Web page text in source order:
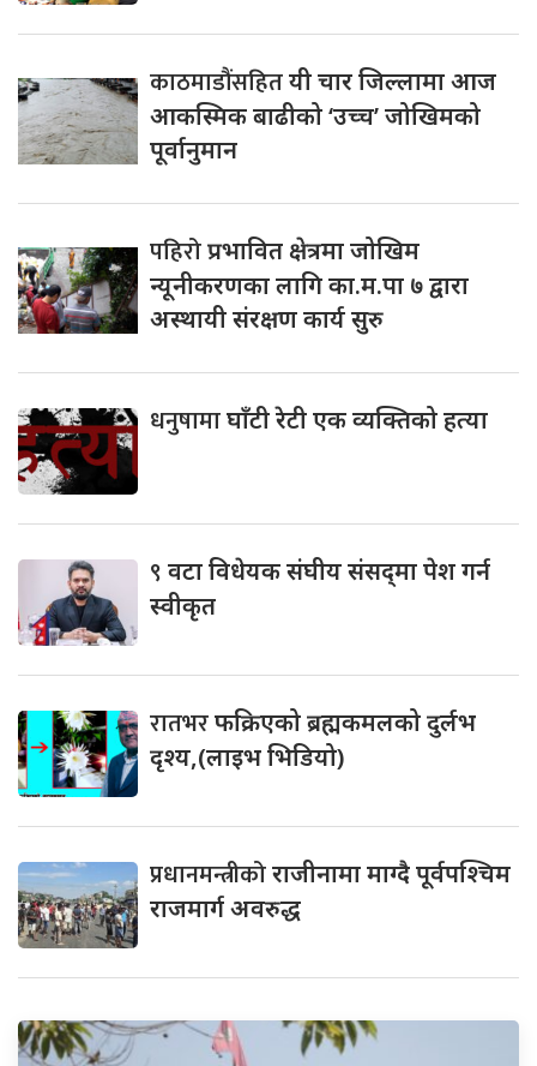
काठमाडौंसहितयी चार जिल्लामा आज
आकस्मिक बाढीको ‘उच्च’ जोखिमको
पूर्वानुमान
पहिरोप्रभावित क्षेत्रमा जोखिम
न्यूनीकरणका लागि का.म.पा ७ द्वारा
अस्थायी संरक्षण कार्य सुरु
धनुषामाघाँटी रेटी एक व्यक्तिको हत्या
९ वटा विधेयक संघीय संसद्‌मा पेश गर्न
स्वीकृत
रातभरफक्रिएको ब्रह्मकमलको दुर्लभ
दृश्य,(लाइभ भिडियो)
प्रधानमन्त्रीकोराजीनामा माग्दै पूर्वपश्चिम
राजमार्ग अवरुद्ध